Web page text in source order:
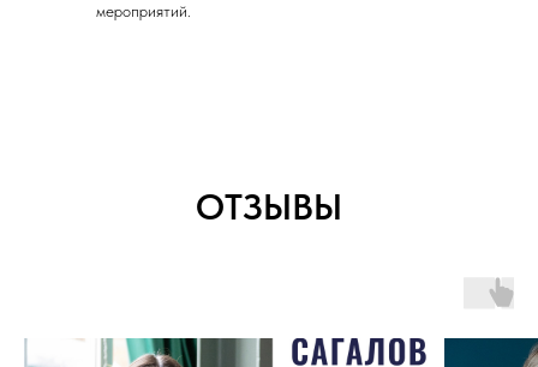
мероприятий.
ОТЗЫВЫ